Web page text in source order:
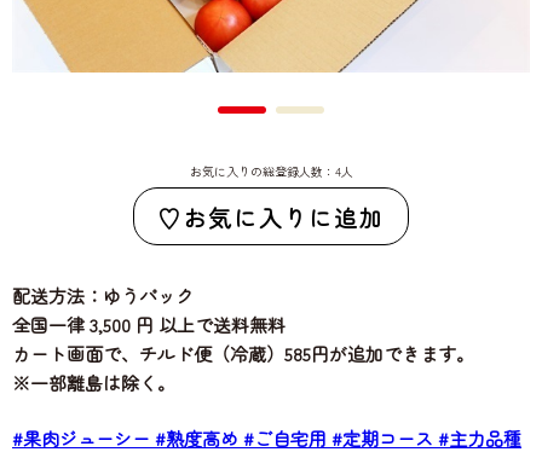
お気に入りの総登録人数：4人
お気に入りに追加
配送方法：ゆうパック
全国一律 3,500 円 以上で送料無料
カート画面で、チルド便（冷蔵）585円が追加できます。
※一部離島は除く。
#果肉ジューシー #熟度高め #ご自宅用 #定期コース #主力品種